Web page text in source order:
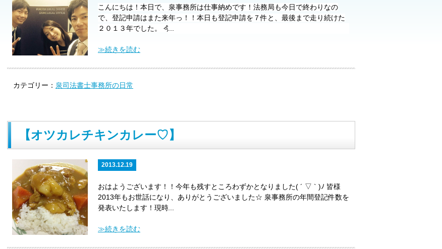
こんにちは！ 本日で、泉事務所は仕事納めです！ 法務局も今日で終わりなの
で、登記申請はまた来年っ！！ 本日も登記申請を７件と、最後まで走り続けた
２０１３年でした。
今年もたくさんの方々との御縁をいただき、
務所自体も２人体制から３人体制へ変わり、メンバーそれぞれに成長できまし
きるのを楽しみにしております。 ２０１３年を皆さまと過ごせましたことを、
心より感謝しております。
≫続きを読む
カテゴリー： 泉司法書士事務所の日常
【オツカレチキンカレー♡】
2013.12.19
おはようございます！！ 今年も残すところわずかとなりました( ´ ▽ ` )ﾉ 皆様
2013年もお世話になり、ありがとうございました☆ 泉事務所の年間登記件数を
発表いたします！現時点では、、
ありがとうございます！！
≫続きを読む